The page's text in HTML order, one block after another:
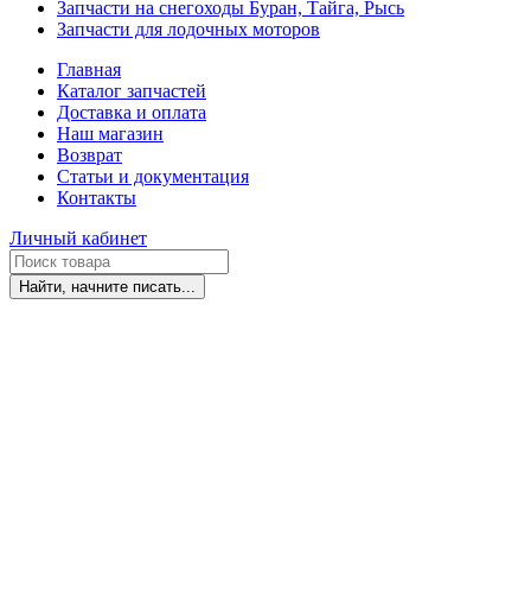
Запчасти на снегоходы Буран, Тайга, Рысь
Запчасти для лодочных моторов
Главная
Каталог запчастей
Доставка и оплата
Наш магазин
Возврат
Статьи и документация
Контакты
Личный кабинет
Найти, начните писать...